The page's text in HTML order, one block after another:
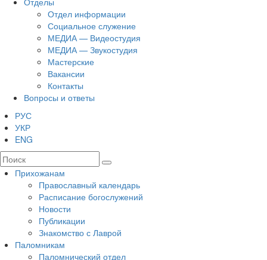
Отдел информации
Социальное служение
МЕДИА — Видеостудия
МЕДИА — Звукостудия
Мастерские
Вакансии
Контакты
Вопросы и ответы
РУС
УКР
ENG
Прихожанам
Православный календарь
Расписание богослужений
Новости
Публикации
Знакомство с Лаврой
Паломникам
Паломнический отдел